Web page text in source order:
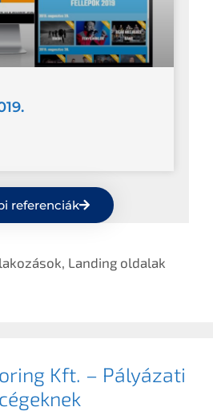
referenciák
Landing oldalak
Kft. – Pályázati